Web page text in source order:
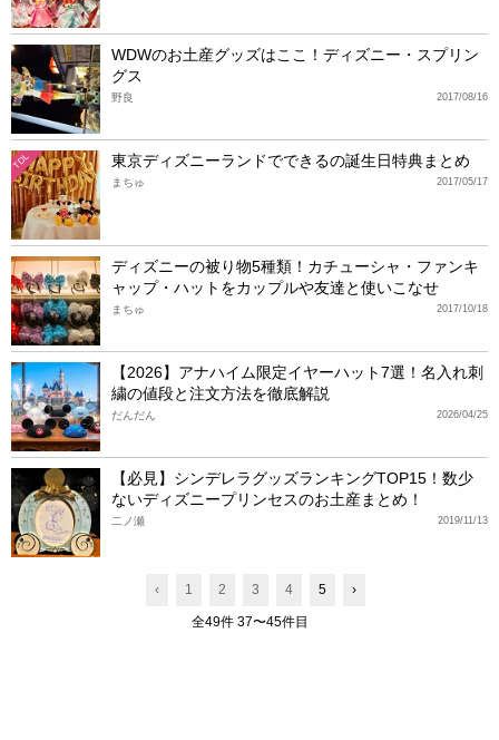
WDWのお土産グッズはここ！ディズニー・スプリン
グス
2017/08/16
野良
TDL 東京ディズニーランドでできるの誕生日特典まとめ
2017/05/17
まちゅ
ディズニーの被り物5種類！カチューシャ・ファンキ
ャップ・ハットをカップルや友達と使いこなせ
2017/10/18
まちゅ
【2026】アナハイム限定イヤーハット7選！名入れ刺
繍の値段と注文方法を徹底解説
2026/04/25
だんだん
【必見】シンデレラグッズランキングTOP15！数少
ないディズニープリンセスのお土産まとめ！
2019/11/13
二ノ瀬
‹ 1 2 3 4 5 ›
全49件 37〜45件目